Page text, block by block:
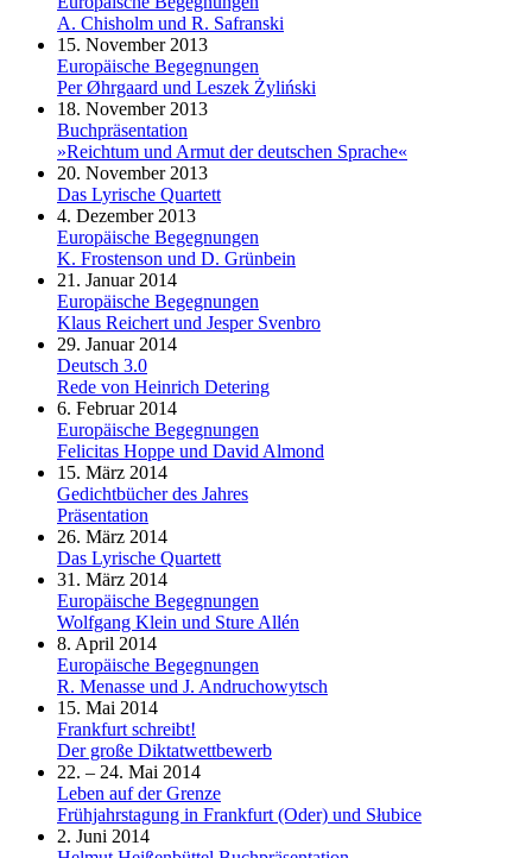
A. Chisholm und R. Safranski
15. November 2013
Europäische Begegnungen
Per Øhrgaard und Leszek Żyliński
18. November 2013
Buchpräsentation
»Reichtum und Armut der deutschen Sprache«
20. November 2013
Das Lyrische Quartett
4. Dezember 2013
Europäische Begegnungen
K. Frostenson und D. Grünbein
21. Januar 2014
Europäische Begegnungen
Klaus Reichert und Jesper Svenbro
29. Januar 2014
Deutsch 3.0
Rede von Heinrich Detering
6. Februar 2014
Europäische Begegnungen
Felicitas Hoppe und David Almond
15. März 2014
Gedichtbücher des Jahres
Präsentation
26. März 2014
Das Lyrische Quartett
31. März 2014
Europäische Begegnungen
Wolfgang Klein und Sture Allén
8. April 2014
Europäische Begegnungen
R. Menasse und J. Andruchowytsch
15. Mai 2014
Frankfurt schreibt!
Der große Diktatwettbewerb
22. – 24. Mai 2014
Leben auf der Grenze
Frühjahrstagung in Frankfurt (Oder) und Słubice
2. Juni 2014